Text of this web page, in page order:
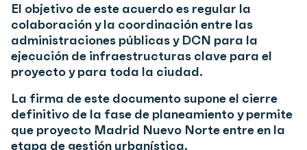
El objetivo de este acuerdo es regular la
colaboración y la coordinación entre las
administraciones públicas y DCN para la
ejecución de infraestructuras clave para el
proyecto y para toda la ciudad.
La firma de este documento supone el cierre
definitivo de la fase de planeamiento y permite
que proyecto Madrid Nuevo Norte entre en la
etapa de gestión urbanística.